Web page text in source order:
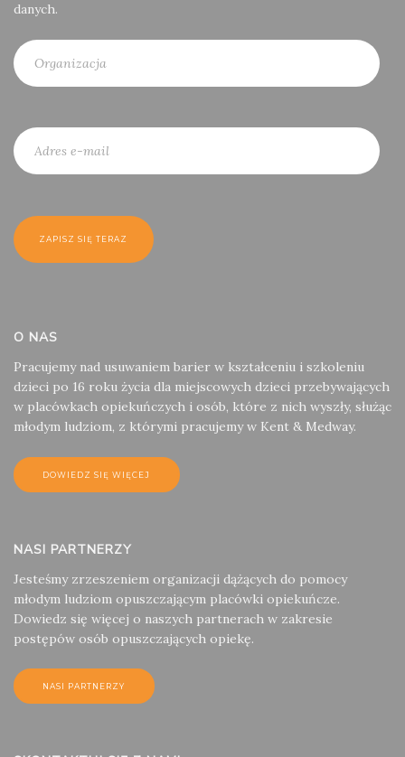
danych.
O NAS
Pracujemy nad usuwaniem barier w kształceniu i szkoleniu
dzieci po 16 roku życia dla miejscowych dzieci przebywających
w placówkach opiekuńczych i osób, które z nich wyszły, służąc
młodym ludziom, z którymi pracujemy w Kent & Medway.
DOWIEDZ SIĘ WIĘCEJ
NASI PARTNERZY
Jesteśmy zrzeszeniem organizacji dążących do pomocy
młodym ludziom opuszczającym placówki opiekuńcze.
Dowiedz się więcej o naszych partnerach w zakresie
postępów osób opuszczających opiekę.
NASI PARTNERZY